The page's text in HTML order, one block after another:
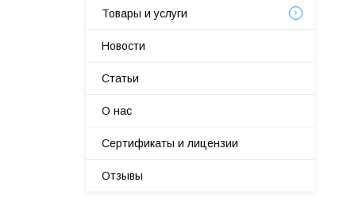
Товары и услуги
Новости
Статьи
О нас
Сертификаты и лицензии
Отзывы